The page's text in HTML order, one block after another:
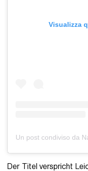
Visualizza
Der Titel verspricht